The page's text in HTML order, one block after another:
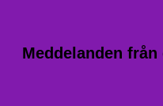
Meddelanden